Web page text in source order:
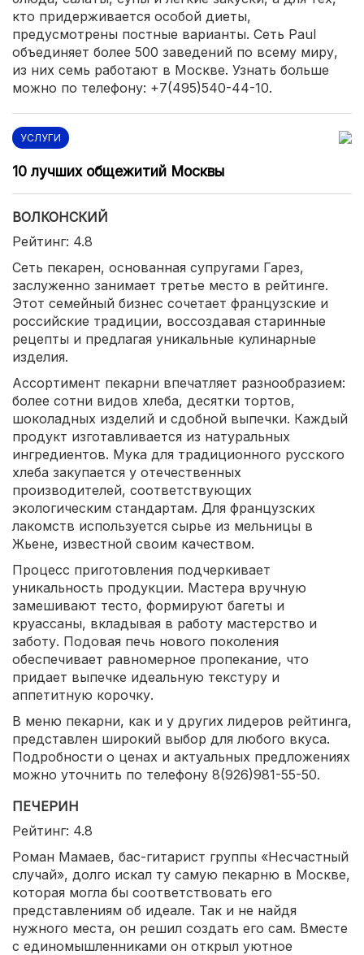
кто придерживается особой диеты,
предусмотрены постные варианты. Сеть Paul
объединяет более 500 заведений по всему миру,
из них семь работают в Москве. Узнать больше
можно по телефону: +7(495)540-44-10.
УСЛУГИ
10 лучших общежитий Москвы
ВОЛКОНСКИЙ
Рейтинг: 4.8
Сеть пекарен, основанная супругами Гарез,
заслуженно занимает третье место в рейтинге.
Этот семейный бизнес сочетает французские и
российские традиции, воссоздавая старинные
рецепты и предлагая уникальные кулинарные
изделия.
Ассортимент пекарни впечатляет разнообразием:
более сотни видов хлеба, десятки тортов,
шоколадных изделий и сдобной выпечки. Каждый
продукт изготавливается из натуральных
ингредиентов. Мука для традиционного русского
хлеба закупается у отечественных
производителей, соответствующих
экологическим стандартам. Для французских
лакомств используется сырье из мельницы в
Жьене, известной своим качеством.
Процесс приготовления подчеркивает
уникальность продукции. Мастера вручную
замешивают тесто, формируют багеты и
круассаны, вкладывая в работу мастерство и
заботу. Подовая печь нового поколения
обеспечивает равномерное пропекание, что
придает выпечке идеальную текстуру и
аппетитную корочку.
В меню пекарни, как и у других лидеров рейтинга,
представлен широкий выбор для любого вкуса.
Подробности о ценах и актуальных предложениях
можно уточнить по телефону 8(926)981-55-50.
ПЕЧЕРИН
Рейтинг: 4.8
Роман Мамаев, бас-гитарист группы «Несчастный
случай», долго искал ту самую пекарню в Москве,
которая могла бы соответствовать его
представлениям об идеале. Так и не найдя
нужного места, он решил создать его сам. Вместе
с единомышленниками он открыл уютное